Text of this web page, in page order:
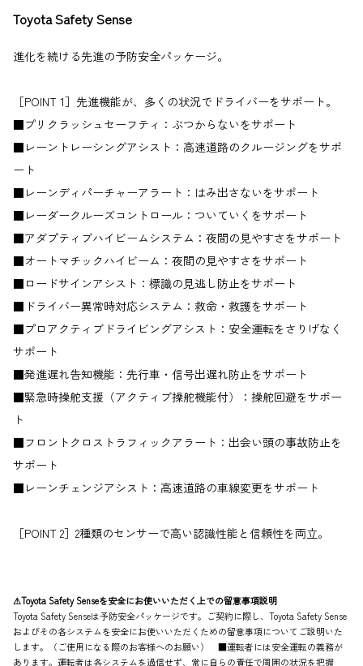
Toyota Safety Sense
進化を続ける先進の予防安全パッケージ。
［POINT 1］先進機能が、多くの状況でドライバーをサポート。
■プリクラッシュセーフティ：ぶつからないをサポート
■レーントレーシングアシスト：高速道路のクルージングをサポ
ート
■レーンディパーチャーアラート：はみ出さないをサポート
■レーダークルーズコントロール：ついていくをサポート
■アダプティブハイビームシステム：夜間の見やすさをサポート
■オートマチックハイビーム：夜間の見やすさをサポート
■ロードサインアシスト：標識の見逃し防止をサポート
■ドライバー異常時対応システム：救命・救護をサポート
■プロアクティブドライビングアシスト：安全運転をさりげなく
サポート
■発進遅れ告知機能：先行車・信号出遅れ防止をサポート
■緊急時操舵支援（アクティブ操舵機能付）：操舵回避をサポー
ト
■フロントクロストラフィックアラート：出会い頭の事故防止を
サポート
■レーンチェンジアシスト：高速道路の車線変更をサポート
［POINT 2］2種類のセンサーで高い認識性能と信頼性を両立。
⚠Toyota Safety Senseを安全にお使いいただく上での留意事項説明
Toyota Safety Senseは予防安全パッケージです。ご契約に際し、Toyota Safety Sense
およびその各システムを安全にお使いいただくための留意事項についてご説明いた
します。（ご使用になる際のお客様へのお願い） ■運転者には安全運転の義務が
あります。運転者は各システムを過信せず、常に自らの責任で周囲の状況を把握